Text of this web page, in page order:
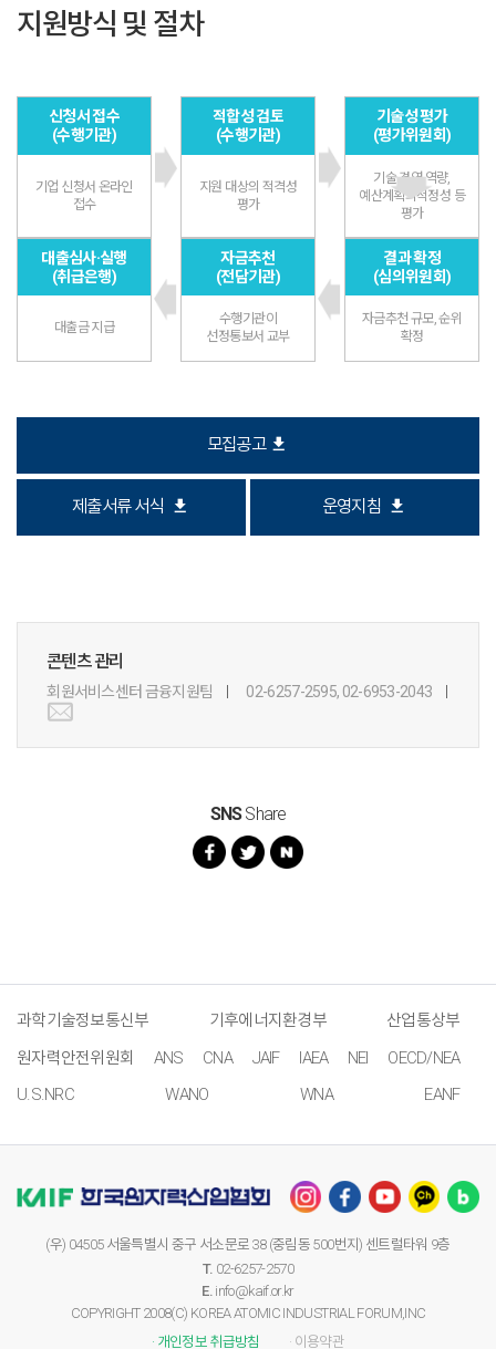
지원방식 및 절차
신청서 접수
(수행기관)
기업 신청서 온라인
접수
적합성 검토
(수행기관)
지원 대상의 적격성
평가
기술성 평가
(평가위원회)
기술·경영 역량,
예산계획의적정성 등
평가
결과 확정
(심의위원회)
자금추천 규모, 순위
확정
자금추천
(전담기관)
수행기관이
선정통보서 교부
대출심사·실행
(취급은행)
대출금 지급
모집공고 download
제출서류 서식 download 운영지침 download
콘텐츠 관리
회원서비스센터 금융지원팀 02-6257-2595, 02-6953-2043
SNSShare
과학기술정보통신부 기후에너지환경부
산업통상부
원자력안전위원회
ANS CNA JAIF IAEA NEI
OECD/NEA
U.S.NRC
WANO WNA EANF
(우) 04505 서울특별시 중구 서소문로 38 (중림동 500번지) 센트럴타워 9층
T. 02-6257-2570
E. info@kaif.or.kr
COPYRIGHT 2008(C) KOREA ATOMIC INDUSTRIAL FORUM,INC
· 개인정보 취급방침
· 이용약관